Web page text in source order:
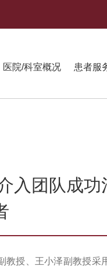
医院/科室概况 患者服
入团队成功
教授、王小泽副教授采